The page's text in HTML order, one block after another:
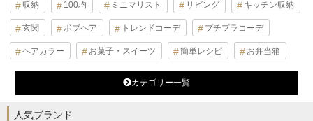
収納 100均 ミニマリスト リビング キッチン収納
玄関 ボブヘア トレンドコーデ プチプラコーデ
ヘアカラー お菓子・スイーツ 簡単レシピ お弁当箱
カテゴリー一覧
人気ブランド